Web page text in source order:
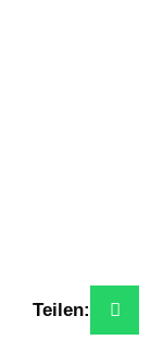
Teilen: